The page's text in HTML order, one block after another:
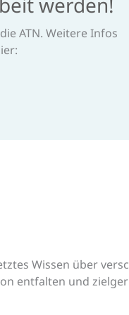
ATN. Weitere Infos
Wissen über
entfalten und